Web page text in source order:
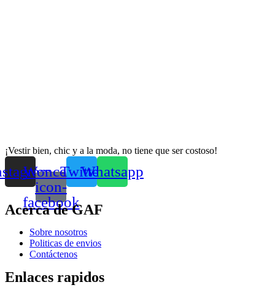
¡Vestir bien, chic y a la moda, no tiene que ser costoso!
Woncep-
icon-
facebook
TwitterWhatsapp
Acerca de GAF
Sobre nosotros
Politicas de envios
Contáctenos
Enlaces rapidos